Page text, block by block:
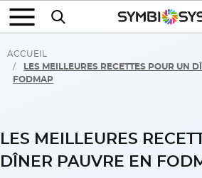
ACCUEIL
LES MEILLEURES RECETTES POUR UN
FODMAP
LES MEILLEURES
DÎNER PAUVRE EN